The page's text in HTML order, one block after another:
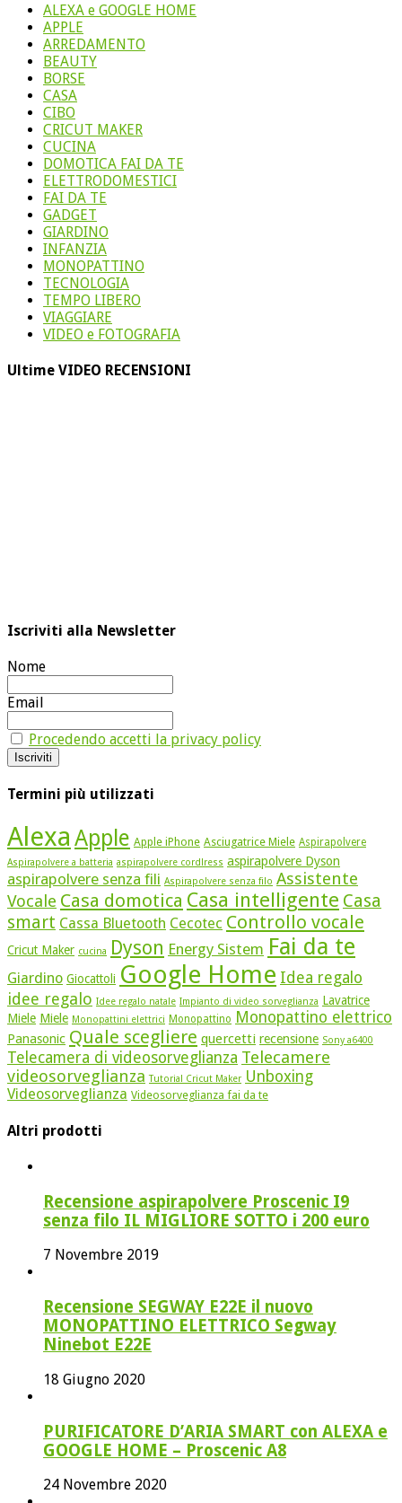
ALEXA e GOOGLE HOME
APPLE
ARREDAMENTO
BEAUTY
BORSE
CASA
CIBO
CRICUT MAKER
CUCINA
DOMOTICA FAI DA TE
ELETTRODOMESTICI
FAI DA TE
GADGET
GIARDINO
INFANZIA
MONOPATTINO
TECNOLOGIA
TEMPO LIBERO
VIAGGIARE
VIDEO e FOTOGRAFIA
Ultime VIDEO RECENSIONI
Iscriviti alla Newsletter
Nome
Email
Procedendo accetti la privacy policy
Termini più utilizzati
Alexa Apple Apple iPhone Asciugatrice Miele Aspirapolvere
Aspirapolvere a batteria aspirapolvere cordlress aspirapolvere Dyson
aspirapolvere senza fili Aspirapolvere senza filo Assistente
Vocale Casa domotica Casa intelligente Casa
smart Cassa Bluetooth Cecotec Controllo vocale
Cricut Maker cucina Dyson Energy Sistem Fai da te
Giardino Giocattoli Google Home Idea regalo
idee regalo Idee regalo natale Impianto di video sorveglianza Lavatrice
Miele Miele Monopattini elettrici Monopattino Monopattino elettrico
Panasonic Quale scegliere quercetti recensione Sony a6400
Telecamera di videosorveglianza Telecamere
videosorveglianza Tutorial Cricut Maker Unboxing
Videosorveglianza Videosorveglianza fai da te
Altri prodotti
Recensione aspirapolvere Proscenic I9
senza filo IL MIGLIORE SOTTO i 200 euro
7 Novembre 2019
Recensione SEGWAY E22E il nuovo
MONOPATTINO ELETTRICO Segway
Ninebot E22E
18 Giugno 2020
PURIFICATORE D’ARIA SMART con ALEXA e
GOOGLE HOME – Proscenic A8
24 Novembre 2020